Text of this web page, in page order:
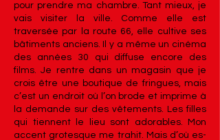
pour prendre ma chambre. Tant mieux, je
vais visiter la ville. Comme elle est
traversée par la route 66, elle cultive ses
bâtiments anciens. Il y a même un cinéma
des années 30 qui diffuse encore des
films. Je rentre dans un magasin que je
crois être une boutique de fringues, mais
c’est un endroit où l’on brode et imprime à
la demande sur des vêtements. Les filles
qui tiennent le lieu sont adorables. Mon
accent grotesque me trahit. Mais d’où es-